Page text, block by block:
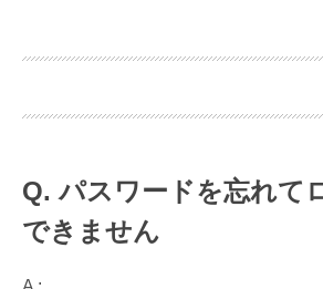
パスワードを忘れて
できません